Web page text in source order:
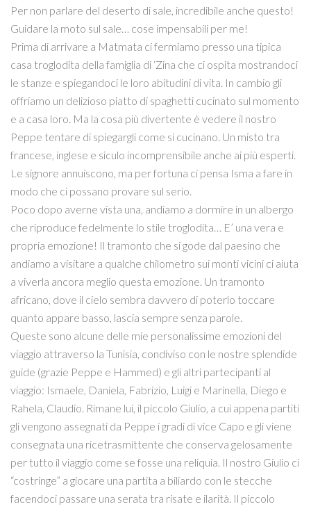
Per non parlare del deserto di sale, incredibile anche questo!
Guidare la moto sul sale… cose impensabili per me!
Prima di arrivare a Matmata ci fermiamo presso una tipica
casa troglodita della famiglia di ‘Zina che ci ospita mostrandoci
le stanze e spiegandoci le loro abitudini di vita. In cambio gli
offriamo un delizioso piatto di spaghetti cucinato sul momento
e a casa loro. Ma la cosa più divertente è vedere il nostro
Peppe tentare di spiegargli come si cucinano. Un misto tra
francese, inglese e siculo incomprensibile anche ai più esperti.
Le signore annuiscono, ma per fortuna ci pensa Isma a fare in
modo che ci possano provare sul serio.
Poco dopo averne vista una, andiamo a dormire in un albergo
che riproduce fedelmente lo stile troglodita… E’ una vera e
propria emozione! Il tramonto che si gode dal paesino che
andiamo a visitare a qualche chilometro sui monti vicini ci aiuta
a viverla ancora meglio questa emozione. Un tramonto
africano, dove il cielo sembra davvero di poterlo toccare
quanto appare basso, lascia sempre senza parole.
Queste sono alcune delle mie personalissime emozioni del
viaggio attraverso la Tunisia, condiviso con le nostre splendide
guide (grazie Peppe e Hammed) e gli altri partecipanti al
viaggio: Ismaele, Daniela, Fabrizio, Luigi e Marinella, Diego e
Rahela, Claudio. Rimane lui, il piccolo Giulio, a cui appena partiti
gli vengono assegnati da Peppe i gradi di vice Capo e gli viene
consegnata una ricetrasmittente che conserva gelosamente
per tutto il viaggio come se fosse una reliquia. Il nostro Giulio ci
“costringe” a giocare una partita a biliardo con le stecche
facendoci passare una serata tra risate e ilarità. Il piccolo